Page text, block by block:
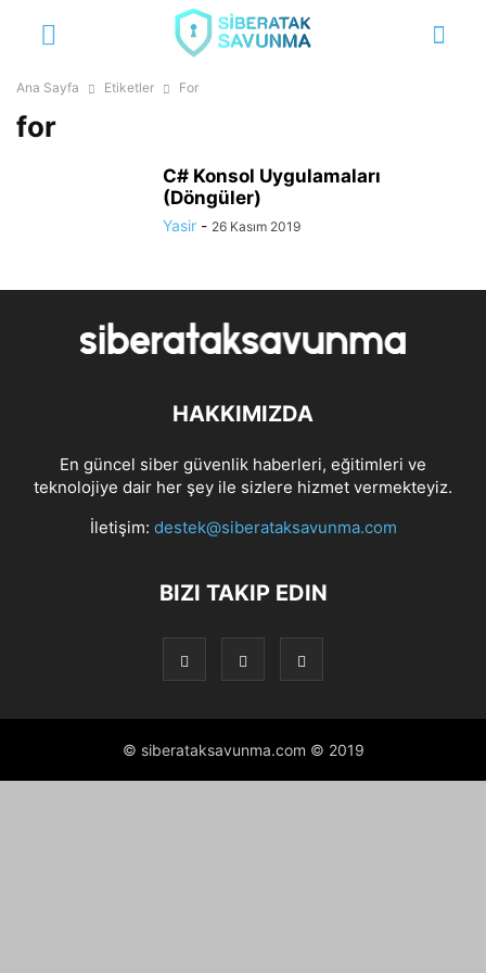
Ana Sayfa Etiketler For
for
C# Konsol Uygulamaları
(Döngüler)
Yasir - 26 Kasım 2019
HAKKIMIZDA
En güncel siber güvenlik haberleri, eğitimleri ve
teknolojiye dair her şey ile sizlere hizmet vermekteyiz.
İletişim: destek@siberataksavunma.com
BIZI TAKIP EDIN
© siberataksavunma.com © 2019